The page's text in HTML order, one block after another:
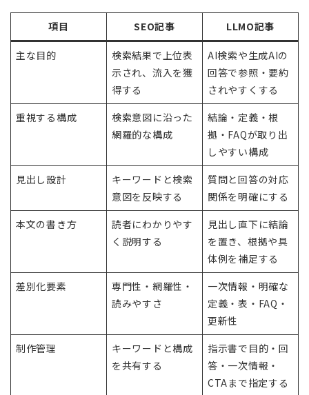
項目 SEO記事 LLMO記事
主な目的
検索結果で上位表
示され、流入を獲
得する
AI検索や生成AIの
回答で参照・要約
されやすくする
重視する構成
検索意図に沿った
網羅的な構成
結論・定義・根
拠・FAQが取り出
しやすい構成
見出し設計
キーワードと検索
意図を反映する
質問と回答の対応
関係を明確にする
本文の書き方
読者にわかりやす
く説明する
見出し直下に結論
を置き、根拠や具
体例を補足する
差別化要素
専門性・網羅性・
読みやすさ
一次情報・明確な
定義・表・FAQ・
更新性
制作管理
キーワードと構成
を共有する
指示書で目的・回
答・一次情報・
CTAまで指定する